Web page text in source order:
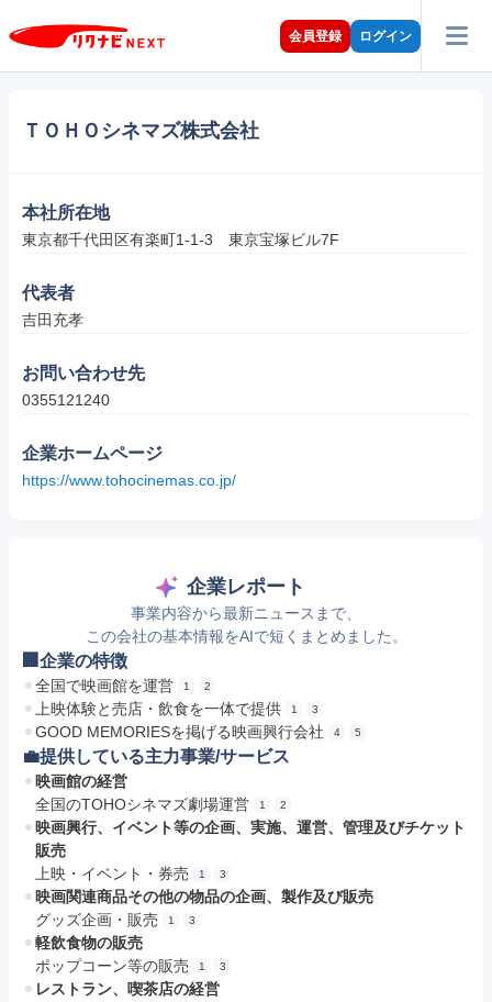
会員登録 ログイン
ＴＯＨＯシネマズ株式会社
本社所在地
東京都千代田区有楽町1-1-3　東京宝塚ビル7F
代表者
吉田充孝
お問い合わせ先
0355121240
企業ホームページ
https://www.tohocinemas.co.jp/
企業レポート
事業内容から最新ニュースまで、
この会社の基本情報をAIで短くまとめました。
🏢企業の特徴
全国で映画館を運営 1 2
上映体験と売店・飲食を一体で提供 1 3
GOOD MEMORIESを掲げる映画興行会社 4 5
💼提供している主力事業/サービス
映画館の経営
全国のTOHOシネマズ劇場運営
1 2
映画興行、イベント等の企画、実施、運営、管理及びチケット
販売
上映・イベント・券売
1 3
映画関連商品その他の物品の企画、製作及び販売
グッズ企画・販売
1 3
軽飲食物の販売
ポップコーン等の販売
1 3
レストラン、喫茶店の経営